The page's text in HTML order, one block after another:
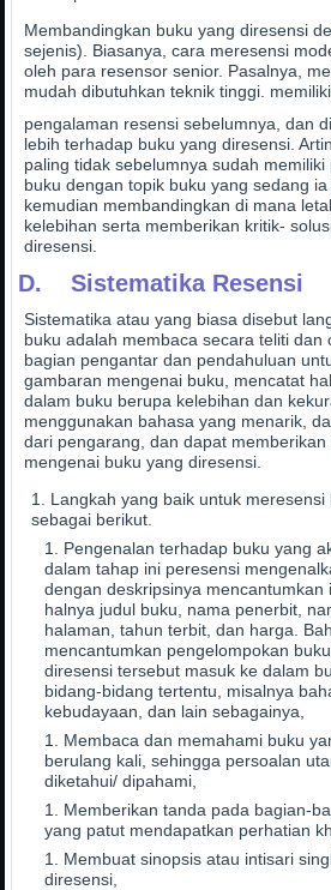
Membandingkan buku yang diresensi
sejenis). Biasanya, cara meresensi
oleh para resensor senior. Pasalnya,
mudah dibutuhkan teknik tinggi. memiliki
pengalaman resensi sebelumnya, dan
lebih terhadap buku yang diresensi.
paling tidak sebelumnya sudah
buku dengan topik buku yang sedang
kemudian membandingkan di mana
kelebihan serta memberikan kritik-
diresensi.
D. Sistematika Resensi
Sistematika atau yang biasa disebut
buku adalah membaca secara teliti dan
bagian pengantar dan pendahuluan
gambaran mengenai buku, mencatat
dalam buku berupa kelebihan dan
menggunakan bahasa yang menarik,
dari pengarang, dan dapat
mengenai buku yang diresensi.
Langkah yang baik untuk meresensi
sebagai berikut.
Pengenalan terhadap buku yang
dalam tahap ini peresensi
dengan deskripsinya mencantumkan
halnya judul buku, nama penerbit,
halaman, tahun terbit, dan harga.
mencantumkan pengelompokan
diresensi tersebut masuk ke dalam
bidang-bidang tertentu, misalnya
kebudayaan, dan lain sebagainya,
Membaca dan memahami buku
berulang kali, sehingga persoalan
diketahui/ dipahami,
Memberikan tanda pada bagian-
yang patut mendapatkan perhatian
Membuat sinopsis atau intisari
diresensi,